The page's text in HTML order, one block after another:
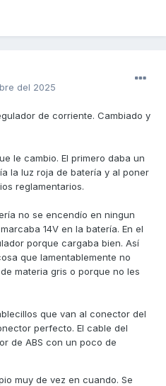
del 2025
de corriente. Cambiado y
le cambio. El primero daba un
la luz roja de batería y al poner
reglamentarios.
no se encendío en ningun
14V en la batería. En el
porque cargaba bien. Así
que lamentablemente no
materia gris o porque no les
que van al conector del
perfecto. El cable del
de ABS con un poco de
muy de vez en cuando. Se